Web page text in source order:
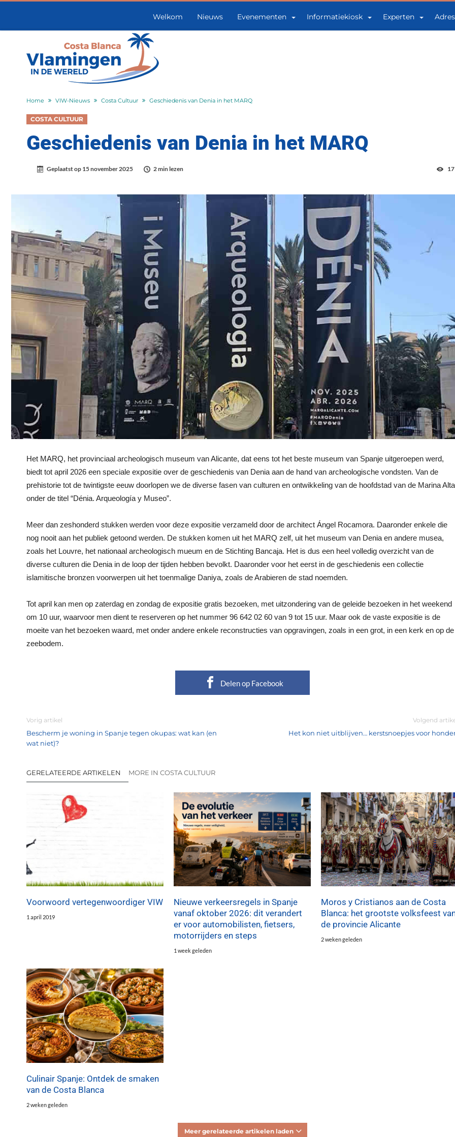
Welkom Nieuws Evenementen Informatiekiosk Experten
Home VIW-Nieuws Costa Cultuur Geschiedenis van Denia in het MARQ
COSTA CULTUUR
Geschiedenis van Denia in het MARQ
Geplaatst op 15 november 2025 2 min lezen
Het MARQ, het provinciaal archeologisch museum van Alicante, dat eens tot het beste museum van Spanje uitgeroepen werd,
biedt tot april 2026 een speciale expositie over de geschiedenis van Denia aan de hand van archeologische vondsten. Van de
prehistorie tot de twintigste eeuw doorlopen we de diverse fasen van culturen en ontwikkeling van de hoofdstad van de Marina Alta
onder de titel “Dénia. Arqueología y Museo”.
Meer dan zeshonderd stukken werden voor deze expositie verzameld door de architect Ángel Rocamora. Daaronder enkele die
nog nooit aan het publiek getoond werden. De stukken komen uit het MARQ zelf, uit het museum van Denia en andere musea,
zoals het Louvre, het nationaal archeologisch mueum en de Stichting Bancaja. Het is dus een heel volledig overzicht van de
diverse culturen die Denia in de loop der tijden hebben bevolkt. Daaronder voor het eerst in de geschiedenis een collectie
islamitische bronzen voorwerpen uit het toenmalige Daniya, zoals de Arabieren de stad noemden.
Tot april kan men op zaterdag en zondag de expositie gratis bezoeken, met uitzondering van de geleide bezoeken in het weekend
om 10 uur, waarvoor men dient te reserveren op het nummer 96 642 02 60 van 9 tot 15 uur. Maar ook de vaste expositie is de
moeite van het bezoeken waard, met onder andere enkele reconstructies van opgravingen, zoals in een grot, in een kerk en op de
zeebodem.
Delen op Facebook
Vorig artikel
Bescherm je woning in Spanje tegen okupas: wat kan (en
wat niet)?
Volgend
Het kon niet uitblijven… kerstsnoepjes voor
GERELATEERDE ARTIKELEN MORE IN COSTA CULTUUR
Voorwoord vertegenwoordiger VIW
1 april 2019
Nieuwe verkeersregels in Spanje
vanaf oktober 2026: dit verandert
er voor automobilisten, fietsers,
motorrijders en steps
1 week geleden
Moros y Cristianos aan de Costa
Blanca: het grootste volksfeest
de provincie Alicante
2 weken geleden
Culinair Spanje: Ontdek de smaken
van de Costa Blanca
2 weken geleden
Meer gerelateerde artikelen laden